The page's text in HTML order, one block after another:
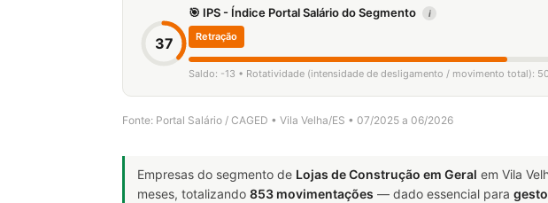
37
🎯 IPS - Índice Portal Salário do Segmento i
Retração
Saldo: -13 • Rotatividade (intensidade de desligamento / movimento total):
Fonte: Portal Salário / CAGED • Vila Velha/ES • 07/2025 a 06/2026
Empresas do segmento de Lojas de Construção em Geral em Vila
meses, totalizando 853 movimentações — dado essencial para